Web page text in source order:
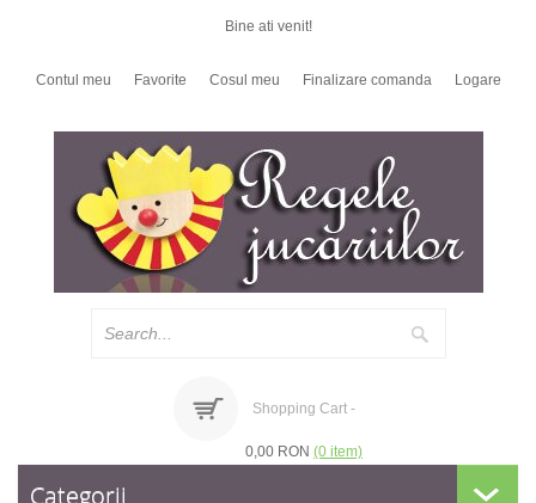
Bine ati venit!
Contul meu Favorite Cosul meu Finalizare comanda Logare
Shopping Cart -
0,00 RON (0 item)
Categorii